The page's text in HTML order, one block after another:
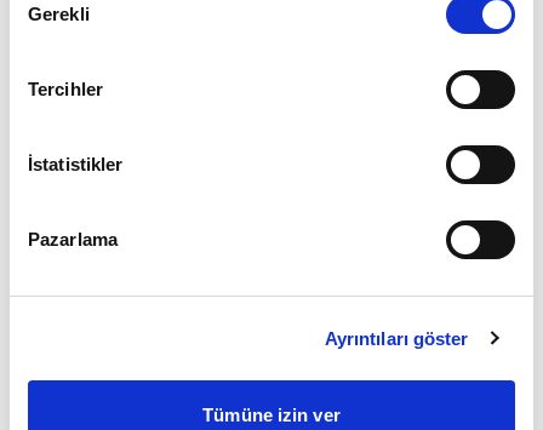
Seçimi
Gerekli
Tercihler
İstatistikler
Pazarlama
Ayrıntıları göster
Tümüne izin ver
Şifrenizi mi unuttunuz ?